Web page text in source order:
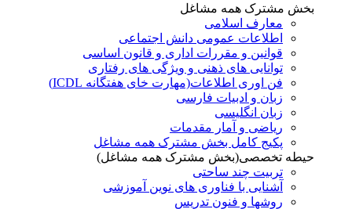
بخش مشترک همه مشاغل
معارف اسلامی
اطلاعات عمومی دانش اجتماعی
قوانین و مقررات اداری و قانون اساسی
توانایی های ذهنی و ویژگی های رفتاری
فن اوری اطلاعات(مهارت خای هفتگانه ICDL)
زبان و ادبیات فارسی
زبان انگلیسی
ریاضی و آمار مقدمات
پکیج کامل بخش مشترک همه مشاغل
حیطه تخصصی(بخش مشترک همه مشاغل)
تربیت چند ساحتی
آشنایی با فناوری های نوین آموزشی
روشها و فنون تدريس